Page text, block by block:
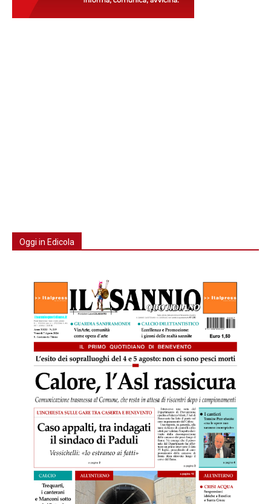
Oggi in Edicola